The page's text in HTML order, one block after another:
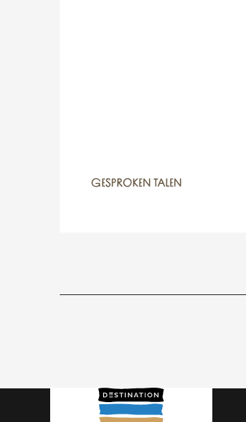
GESPROKEN TALEN
GESPROKEN TALEN